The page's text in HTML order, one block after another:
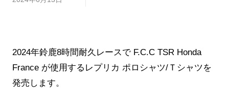
2024年鈴鹿8時間耐久レースで F.C.C TSR Honda
France が使用するレプリカ ポロシャツ/Ｔシャツを
発売します。